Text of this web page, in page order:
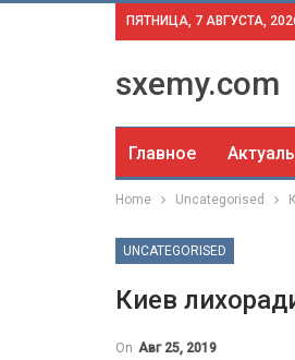
ПЯТНИЦА, 7 АВГУСТА,
sxemy.com
Главное
Home Uncategorised
UNCATEGORISED
Киев
On Авг 25, 2019